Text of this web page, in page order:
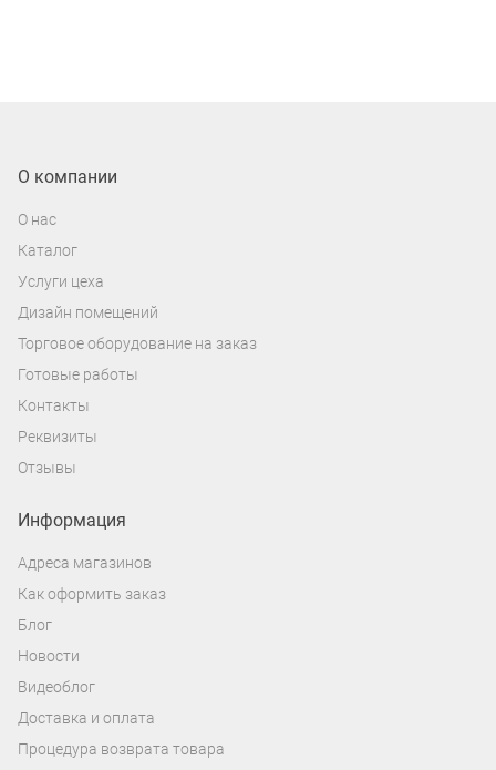
О компании
О нас
Каталог
Услуги цеха
Дизайн помещений
Торговое оборудование на заказ
Готовые работы
Контакты
Реквизиты
Отзывы
Информация
Адреса магазинов
Как оформить заказ
Блог
Новости
Видеоблог
Доставка и оплата
Процедура возврата товара